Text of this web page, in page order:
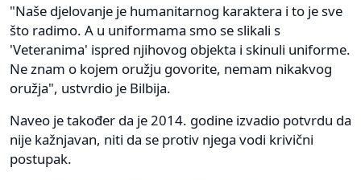
"Naše djelovanje je humanitarnog karaktera i to je sve
što radimo. A u uniformama smo se slikali s
'Veteranima' ispred njihovog objekta i skinuli uniforme.
Ne znam o kojem oružju govorite, nemam nikakvog
oružja", ustvrdio je Bilbija.
Naveo je također da je 2014. godine izvadio potvrdu da
nije kažnjavan, niti da se protiv njega vodi krivični
postupak.